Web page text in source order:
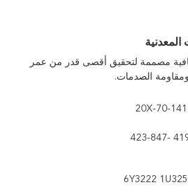
المعدنية
مصممة لتحقيق أقصى قدر من عمر
ومقاومة الصدمات.
20X-70-
195-78-71320 419-70-13160 419-70-13113 419-70-13114 419-70-13170 423-847-
6Y3222